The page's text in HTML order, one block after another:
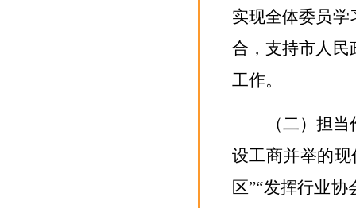
实现全体委员学
合，支持市人民
工作。
（二）担
设工商并举的
区”“发挥行业